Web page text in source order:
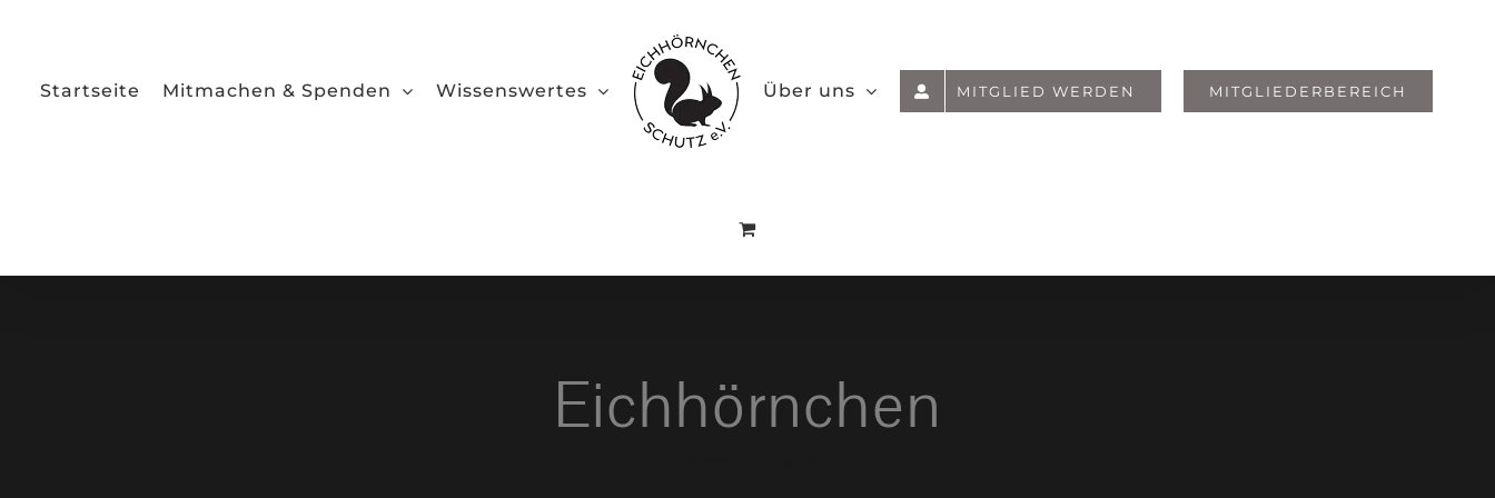
Startseite Mitmachen & Spenden Wissenswertes Über uns MITGLIED WERDEN MITGLIEDERBEREICH
Eichhörnchen